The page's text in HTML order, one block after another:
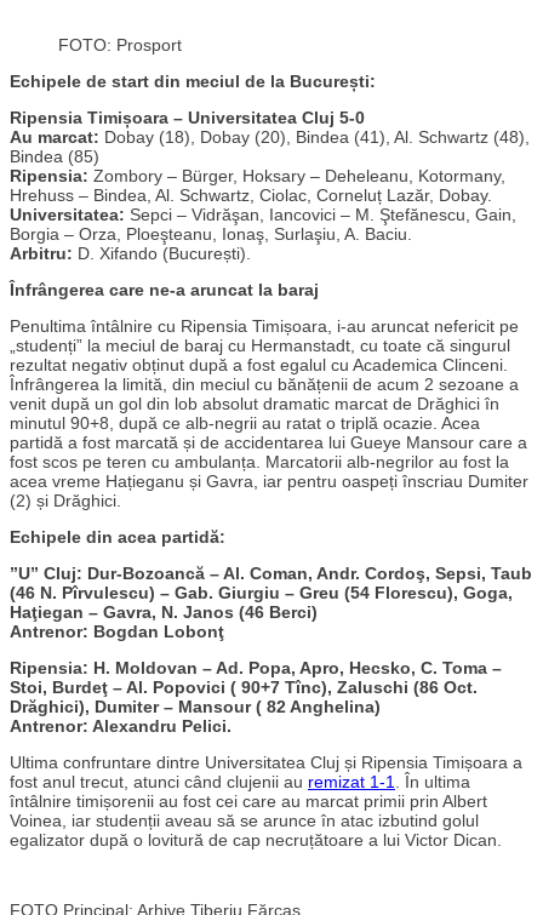
FOTO: Prosport
Echipele de start din meciul de la București:
Ripensia Timișoara – Universitatea Cluj 5-0
Au marcat: Dobay (18), Dobay (20), Bindea (41), Al. Schwartz (48),
Bindea (85)
Ripensia: Zombory – Bürger, Hoksary – Deheleanu, Kotormany,
Hrehuss – Bindea, Al. Schwartz, Ciolac, Corneluț Lazăr, Dobay.
Universitatea: Sepci – Vidrăşan, Iancovici – M. Ştefănescu, Gain,
Borgia – Orza, Ploeşteanu, Ionaş, Surlaşiu, A. Baciu.
Arbitru: D. Xifando (București).
Înfrângerea care ne-a aruncat la baraj
Penultima întâlnire cu Ripensia Timișoara, i-au aruncat nefericit pe
„studenți” la meciul de baraj cu Hermanstadt, cu toate că singurul
rezultat negativ obținut după a fost egalul cu Academica Clinceni.
Înfrângerea la limită, din meciul cu bănățenii de acum 2 sezoane a
venit după un gol din lob absolut dramatic marcat de Drăghici în
minutul 90+8, după ce alb-negrii au ratat o triplă ocazie. Acea
partidă a fost marcată și de accidentarea lui Gueye Mansour care a
fost scos pe teren cu ambulanța. Marcatorii alb-negrilor au fost la
acea vreme Hațieganu și Gavra, iar pentru oaspeți înscriau Dumiter
(2) și Drăghici.
Echipele din acea partidă:
”U” Cluj: Dur-Bozoancă – Al. Coman, Andr. Cordoş, Sepsi, Taub
(46 N. Pîrvulescu) – Gab. Giurgiu – Greu (54 Florescu), Goga,
Haţiegan – Gavra, N. Janos (46 Berci)
Antrenor: Bogdan Lobonţ
Ripensia: H. Moldovan – Ad. Popa, Apro, Hecsko, C. Toma –
Stoi, Burdeţ – Al. Popovici ( 90+7 Tînc), Zaluschi (86 Oct.
Drăghici), Dumiter – Mansour ( 82 Anghelina)
Antrenor: Alexandru Pelici.
Ultima confruntare dintre Universitatea Cluj și Ripensia Timișoara a
fost anul trecut, atunci când clujenii au remizat 1-1
. În ultima
întâlnire timișorenii au fost cei care au marcat primii prin Albert
Voinea, iar studenții aveau să se arunce în atac izbutind golul
egalizator după o lovitură de cap necruțătoare a lui Victor Dican.
FOTO Principal: Arhive Tiberiu Fărcaș